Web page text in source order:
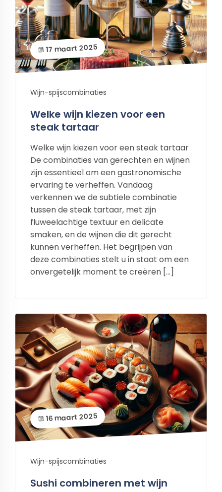
17 maart 2025
Wijn-spijscombinaties
Welke wijn kiezen voor een
steak tartaar
Welke wijn kiezen voor een steak tartaar
De combinaties van gerechten en wijnen
zijn essentieel om een gastronomische
ervaring te verheffen. Vandaag
verkennen we de subtiele combinatie
tussen de steak tartaar, met zijn
fluweelachtige textuur en delicate
smaken, en de wijnen die dit gerecht
kunnen verheffen. Het begrijpen van
deze combinaties stelt u in staat om een
onvergetelijk moment te creëren […]
16 maart 2025
Wijn-spijscombinaties
Sushi combineren met wijn